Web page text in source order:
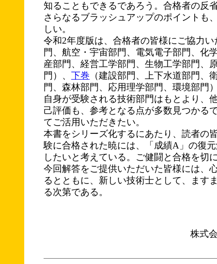
知ることもできるであろう。合格者の反
さらなるブラッシュアップのポイントも
しい。
令和2年度版は、合格者の皆様にご協力い
門、航空・宇宙部門、電気電子部門、化
産部門、経営工学部門、生物工学部門、
門）、 下巻 （建設部門、上下水道部門、
門、森林部門、応用理学部門、環境部門
自身が受験される技術部門はもとより、
己評価も、参考となる点が多数見つかる
てご活用いただきたい。
本書をシリーズ化するにあたり、読者の
験に合格された暁には、「成績A」の復
したいと考えている。ご健闘と合格を切
今回解答をご提供いただいた皆様には、
るとともに、新しい技術士として、ます
る次第である。
株式